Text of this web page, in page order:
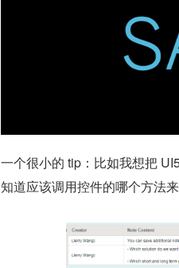
一个很小的 tip：比如我想把
知道应该调用控件的哪个方法来